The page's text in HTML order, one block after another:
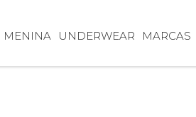
MARCAS
MENINA UNDERWEAR